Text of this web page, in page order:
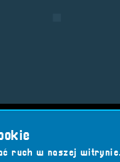
ruch w naszej